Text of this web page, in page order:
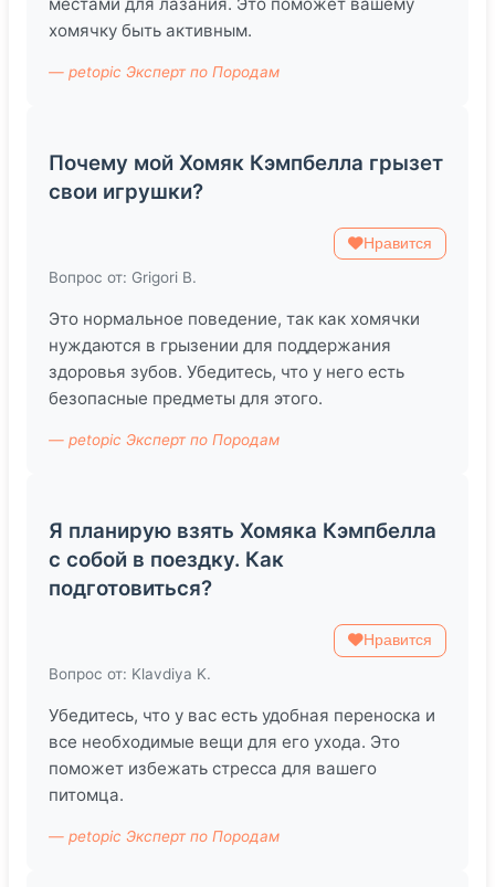
хомячку быть активным.
— petopic Эксперт по Породам
Почему мой Хомяк Кэмпбелла грызет
свои игрушки?
Нравится
Вопрос от: Grigori B.
Это нормальное поведение, так как хомячки
нуждаются в грызении для поддержания
здоровья зубов. Убедитесь, что у него есть
безопасные предметы для этого.
— petopic Эксперт по Породам
Я планирую взять Хомяка Кэмпбелла
с собой в поездку. Как
подготовиться?
Нравится
Вопрос от: Klavdiya K.
Убедитесь, что у вас есть удобная переноска и
все необходимые вещи для его ухода. Это
поможет избежать стресса для вашего
питомца.
— petopic Эксперт по Породам